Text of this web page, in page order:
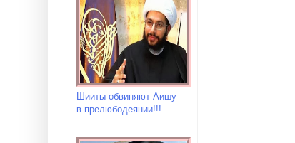
Шииты обвиняют Аишу
в прелюбодеянии!!!